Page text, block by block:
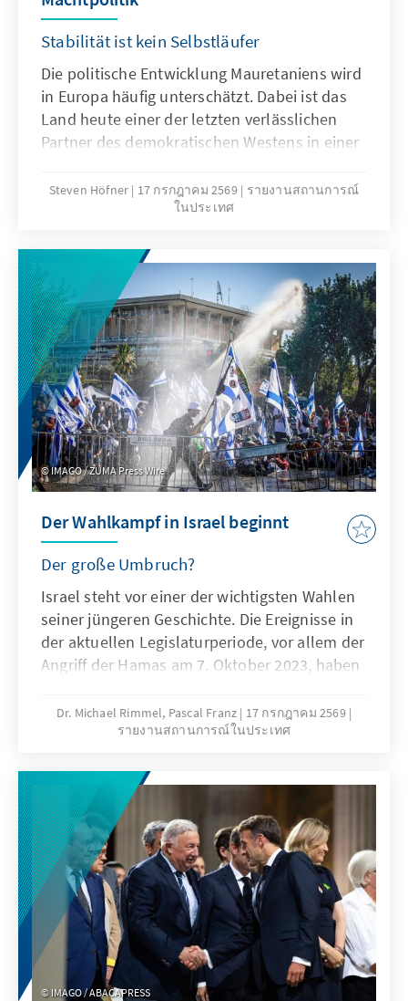
Stabilität ist kein Selbstläufer
Die politische Entwicklung Mauretaniens wird
in Europa häufig unterschätzt. Dabei ist das
Land heute einer der letzten verlässlichen
Partner des demokratischen Westens in einer
abwendet. Während Mali, Burkina Faso und
Niger unter Militärherrschaften stehen und
Jahren ausbaute, setzt Nouakchott auf
politische Stabilität, internationale
Kooperationen und vorsichtige Reformen.
Doch die Herausforderungen könnten
schneller wachsen als die staatlichen
Handlungsspielräume. Der „nationale Dialog“
könnte deshalb zu einem entscheidenden
Test für die zukünftige Stabilität des Landes
werden.
Steven Höfner 17 กรกฎาคม 2569
รายงานสถานการณ์
ในประเทศ
IMAGO / ZUMA Press Wire
Der Wahlkampf in Israel beginnt
Der große Umbruch?
Israel steht vor einer der wichtigsten Wahlen
seiner jüngeren Geschichte. Die Ereignisse in
der aktuellen Legislaturperiode, vor allem der
Angriff der Hamas am 7. Oktober 2023, haben
verändert. Im Zentrum der Wahl am 27.
Oktober 2026 steht die Frage nach der
sowie nach der Fortsetzung oder dem Ende
der Ära des inzwischen 76-jährigen
Premierministers Benjamin Netanjahu.
Dr. Michael Rimmel, Pascal Franz
17 กรกฎาคม 2569
รายงานสถานการณ์ในประเทศ
IMAGO / ABACAPRESS